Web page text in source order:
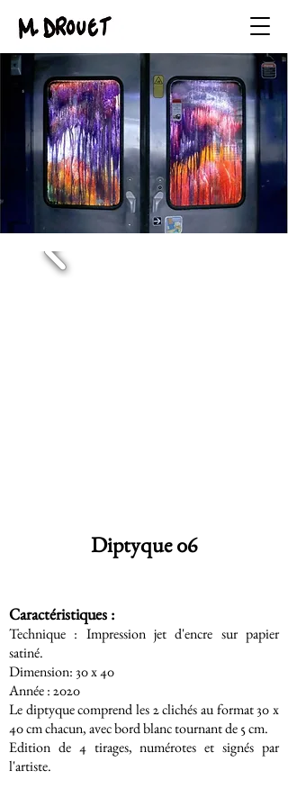
Diptyque 06
Caractéristiques :
Technique : Impression jet d'encre sur papier
satiné.
Dimension: 30 x 40
Année : 2020
Le diptyque comprend les 2 clichés au format 30 x
40 cm chacun, avec bord blanc tournant de 5 cm.
Edition de 4 tirages, numérotes et signés par
l'artiste.